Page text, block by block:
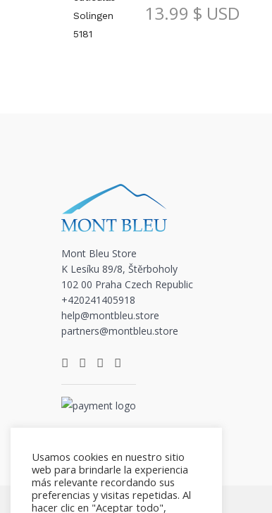
13.99 $ USD
Mont Bleu Store
K Lesíku 89/8, Štěrboholy
102 00 Praha Czech Republic
+420241405918
help@montbleu.store
partners@montbleu.store
Usamos cookies en nuestro sitio
web para brindarle la experiencia
más relevante recordando sus
preferencias y visitas repetidas. Al
hacer clic en "Aceptar todo",